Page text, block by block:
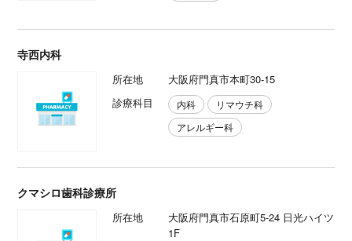
寺西内科
所在地
大阪府門真市本町30-15
診療科目
内科
リマウチ科
アレルギー科
クマシロ歯科診療所
所在地
大阪府門真市石原町5-24 日光ハイツ
1F